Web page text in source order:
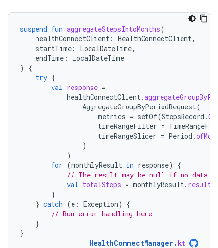
suspend fun aggregateStepsIntoMonths(
healthConnectClient : HealthConnectClient,
startTime : LocalDateTime,
endTime :
LocalDateTime
)
{
try {
val response =
healthConnectClient.
AggregateGroupByPeriodRequest(
metrics = setOf(StepsRecord .
timeRangeFilter =
timeRangeSlicer = Period .
)
)
for (monthlyResult in response)
{
// The result may be null if no data
val totalSteps = monthlyResult. result
}
} catch (e : Exception)
{
// Run error handling here
}
}
HealthConnectManager. kt